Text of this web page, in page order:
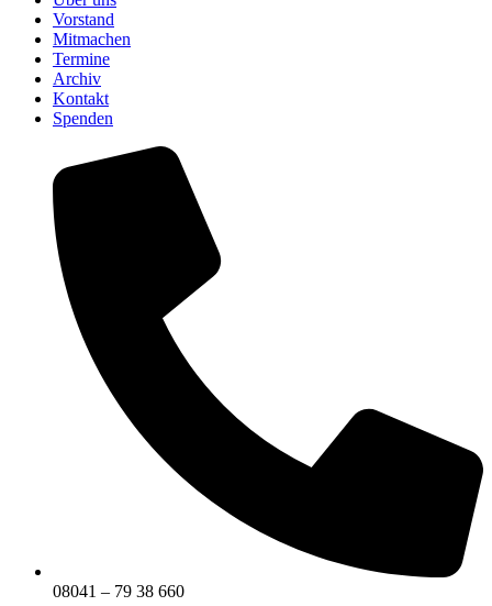
Vorstand
Mitmachen
Termine
Archiv
Kontakt
Spenden
08041 – 79 38 660